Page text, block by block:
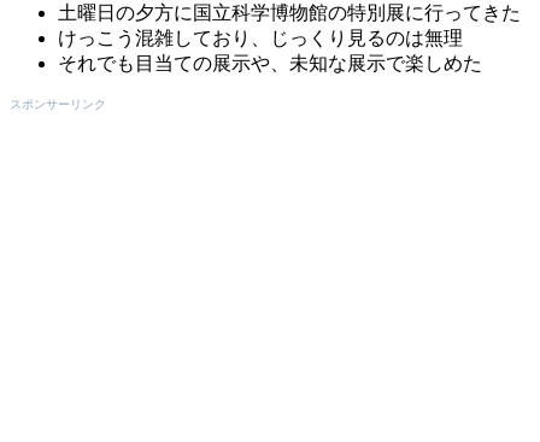
土曜日の夕方に国立科学博物館の特別展に行ってきた
けっこう混雑しており、じっくり見るのは無理
それでも目当ての展示や、未知な展示で楽しめた
スポンサーリンク